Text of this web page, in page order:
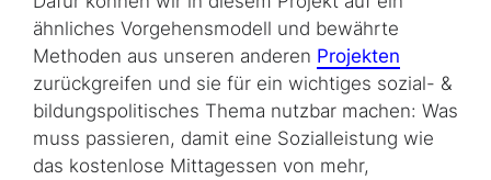
ähnliches Vorgehensmodell und bewährte
Methoden aus unseren anderen Projekten
zurückgreifen und sie für ein wichtiges sozial- &
bildungspolitisches Thema nutzbar machen: Was
muss passieren, damit eine Sozial­leistung wie
das kostenlose Mittagessen von mehr,